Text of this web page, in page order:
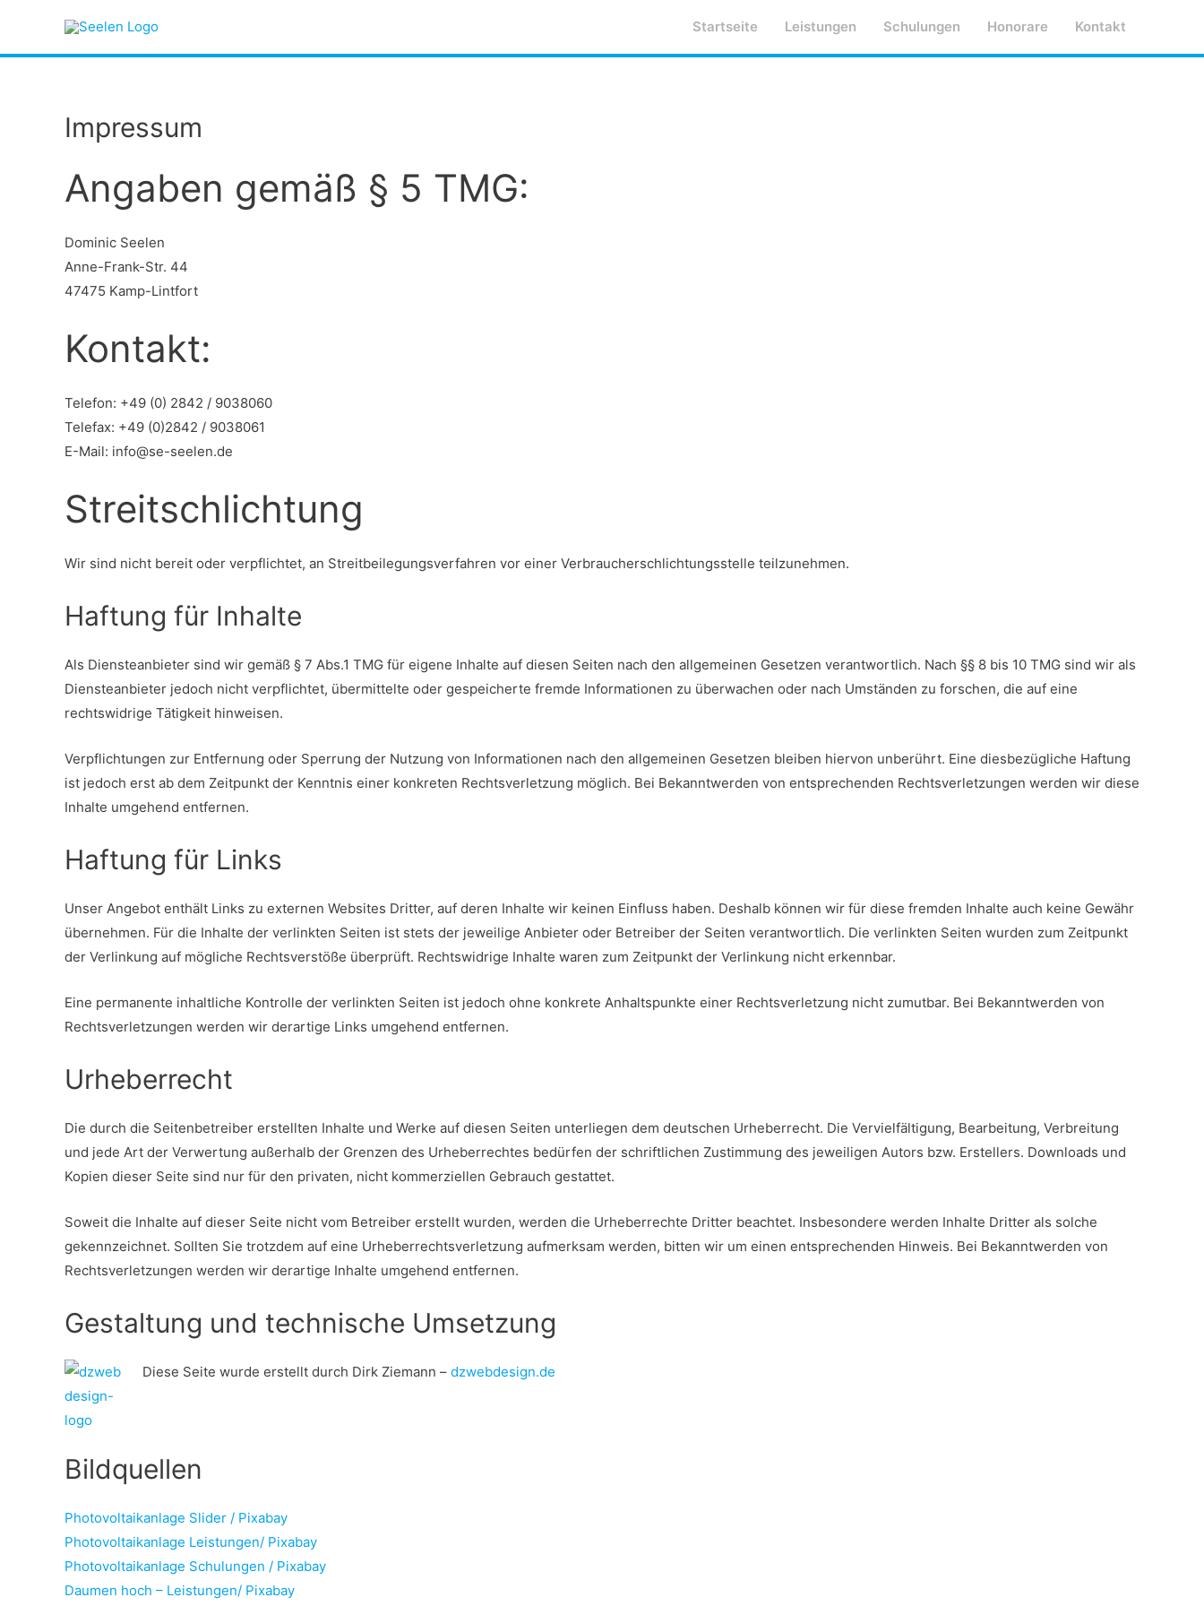
Startseite Leistungen Schulungen Honorare Kontakt
Impressum
Angaben gemäß § 5 TMG:
Dominic Seelen
Anne-Frank-Str. 44
47475 Kamp-Lintfort
Kontakt:
Telefon: +49 (0) 2842 / 9038060
Telefax: +49 (0)2842 / 9038061
E-Mail: info@se-seelen.de
Streitschlichtung
Wir sind nicht bereit oder verpflichtet, an Streitbeilegungsverfahren vor einer Verbraucherschlichtungsstelle teilzunehmen.
Haftung für Inhalte
Als Diensteanbieter sind wir gemäß § 7 Abs.1 TMG für eigene Inhalte auf diesen Seiten nach den allgemeinen Gesetzen verantwortlich. Nach §§ 8 bis 10 TMG sind wir als
Diensteanbieter jedoch nicht verpflichtet, übermittelte oder gespeicherte fremde Informationen zu überwachen oder nach Umständen zu forschen, die auf eine
rechtswidrige Tätigkeit hinweisen.
Verpflichtungen zur Entfernung oder Sperrung der Nutzung von Informationen nach den allgemeinen Gesetzen bleiben hiervon unberührt. Eine diesbezügliche Haftung
ist jedoch erst ab dem Zeitpunkt der Kenntnis einer konkreten Rechtsverletzung möglich. Bei Bekanntwerden von entsprechenden Rechtsverletzungen werden wir diese
Inhalte umgehend entfernen.
Haftung für Links
Unser Angebot enthält Links zu externen Websites Dritter, auf deren Inhalte wir keinen Einfluss haben. Deshalb können wir für diese fremden Inhalte auch keine Gewähr
übernehmen. Für die Inhalte der verlinkten Seiten ist stets der jeweilige Anbieter oder Betreiber der Seiten verantwortlich. Die verlinkten Seiten wurden zum Zeitpunkt
der Verlinkung auf mögliche Rechtsverstöße überprüft. Rechtswidrige Inhalte waren zum Zeitpunkt der Verlinkung nicht erkennbar.
Eine permanente inhaltliche Kontrolle der verlinkten Seiten ist jedoch ohne konkrete Anhaltspunkte einer Rechtsverletzung nicht zumutbar. Bei Bekanntwerden von
Rechtsverletzungen werden wir derartige Links umgehend entfernen.
Urheberrecht
Die durch die Seitenbetreiber erstellten Inhalte und Werke auf diesen Seiten unterliegen dem deutschen Urheberrecht. Die Vervielfältigung, Bearbeitung, Verbreitung
und jede Art der Verwertung außerhalb der Grenzen des Urheberrechtes bedürfen der schriftlichen Zustimmung des jeweiligen Autors bzw. Erstellers. Downloads und
Kopien dieser Seite sind nur für den privaten, nicht kommerziellen Gebrauch gestattet.
Soweit die Inhalte auf dieser Seite nicht vom Betreiber erstellt wurden, werden die Urheberrechte Dritter beachtet. Insbesondere werden Inhalte Dritter als solche
gekennzeichnet. Sollten Sie trotzdem auf eine Urheberrechtsverletzung aufmerksam werden, bitten wir um einen entsprechenden Hinweis. Bei Bekanntwerden von
Rechtsverletzungen werden wir derartige Inhalte umgehend entfernen.
Gestaltung und technische Umsetzung
Diese Seite wurde erstellt durch Dirk Ziemann – dzwebdesign.de
Bildquellen
Photovoltaikanlage Slider / Pixabay
Photovoltaikanlage Leistungen/ Pixabay
Photovoltaikanlage Schulungen / Pixabay
Daumen hoch – Leistungen/ Pixabay